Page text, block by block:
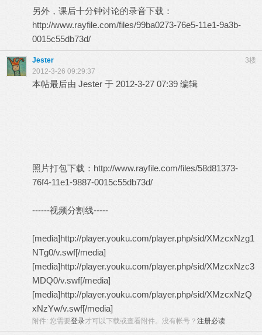
另外，课后十分钟讨论的录音下载：
http://www.rayfile.com/files/99ba0273-76e5-11e1-9a3b-
0015c55db73d/
3楼
Jester
2012-3-26 09:29:37
本帖最后由 Jester 于 2012-3-27 07:39 编辑
照片打包下载： http://www.rayfile.com/files/58d81373-
76f4-11e1-9887-0015c55db73d/
------视频分割线-----
[media]http://player.youku.com/player.php/sid/XMzcxNzg1
NTg0/v.swf[/media]
[media]http://player.youku.com/player.php/sid/XMzcxNzc3
MDQ0/v.swf[/media]
[media]http://player.youku.com/player.php/sid/XMzcxNzQ
xNzYw/v.swf[/media]
附件: 您需要登录才可以下载或查看附件。没有帐号？ 注册必读